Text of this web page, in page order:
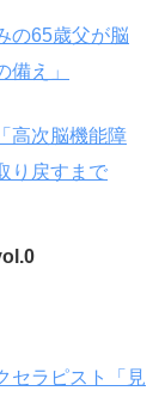
の65歳父が脳
え」
高次脳機能障
り戻すまで
セラピスト「見